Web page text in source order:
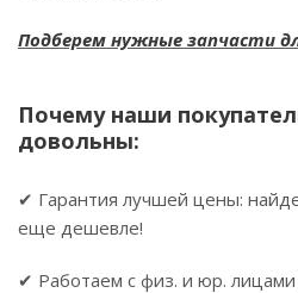
Подберем нужные запчасти
Почему наши
довольны:
✔ Гарантия лучшей цены:
еще дешевле!
✔ Работаем с физ. и юр. лицами